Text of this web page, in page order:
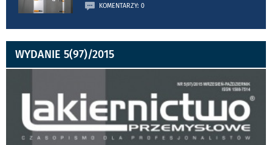
KOMENTARZY: 0
WYDANIE 5(97)/2015